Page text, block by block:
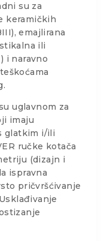
su za
keramičkih
emajlirana
ili
i naravno
uglavnom za
imaju
glatkim i/ili
ručke kotača
(dizajn i
ispravna
pričvršćivanje